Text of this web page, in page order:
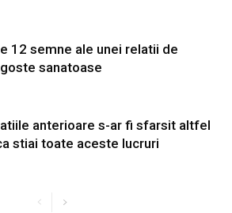
12 semne ale unei relatii de
sanatoase
anterioare s-ar fi sfarsit altfel
stiai toate aceste lucruri